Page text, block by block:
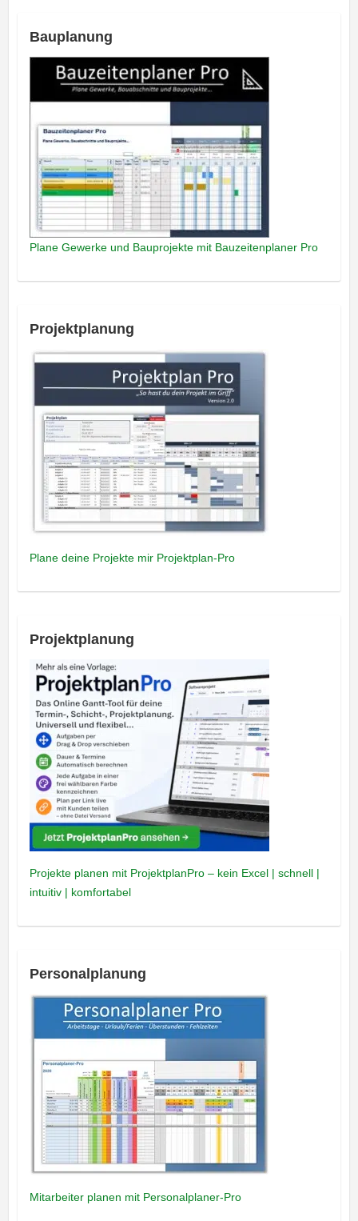
Bauplanung
Plane Gewerke und Bauprojekte mit Bauzeitenplaner Pro
Projektplanung
Plane deine Projekte mir Projektplan-Pro
Projektplanung
Projekte planen mit ProjektplanPro – kein Excel | schnell |
intuitiv | komfortabel
Personalplanung
Mitarbeiter planen mit Personalplaner-Pro